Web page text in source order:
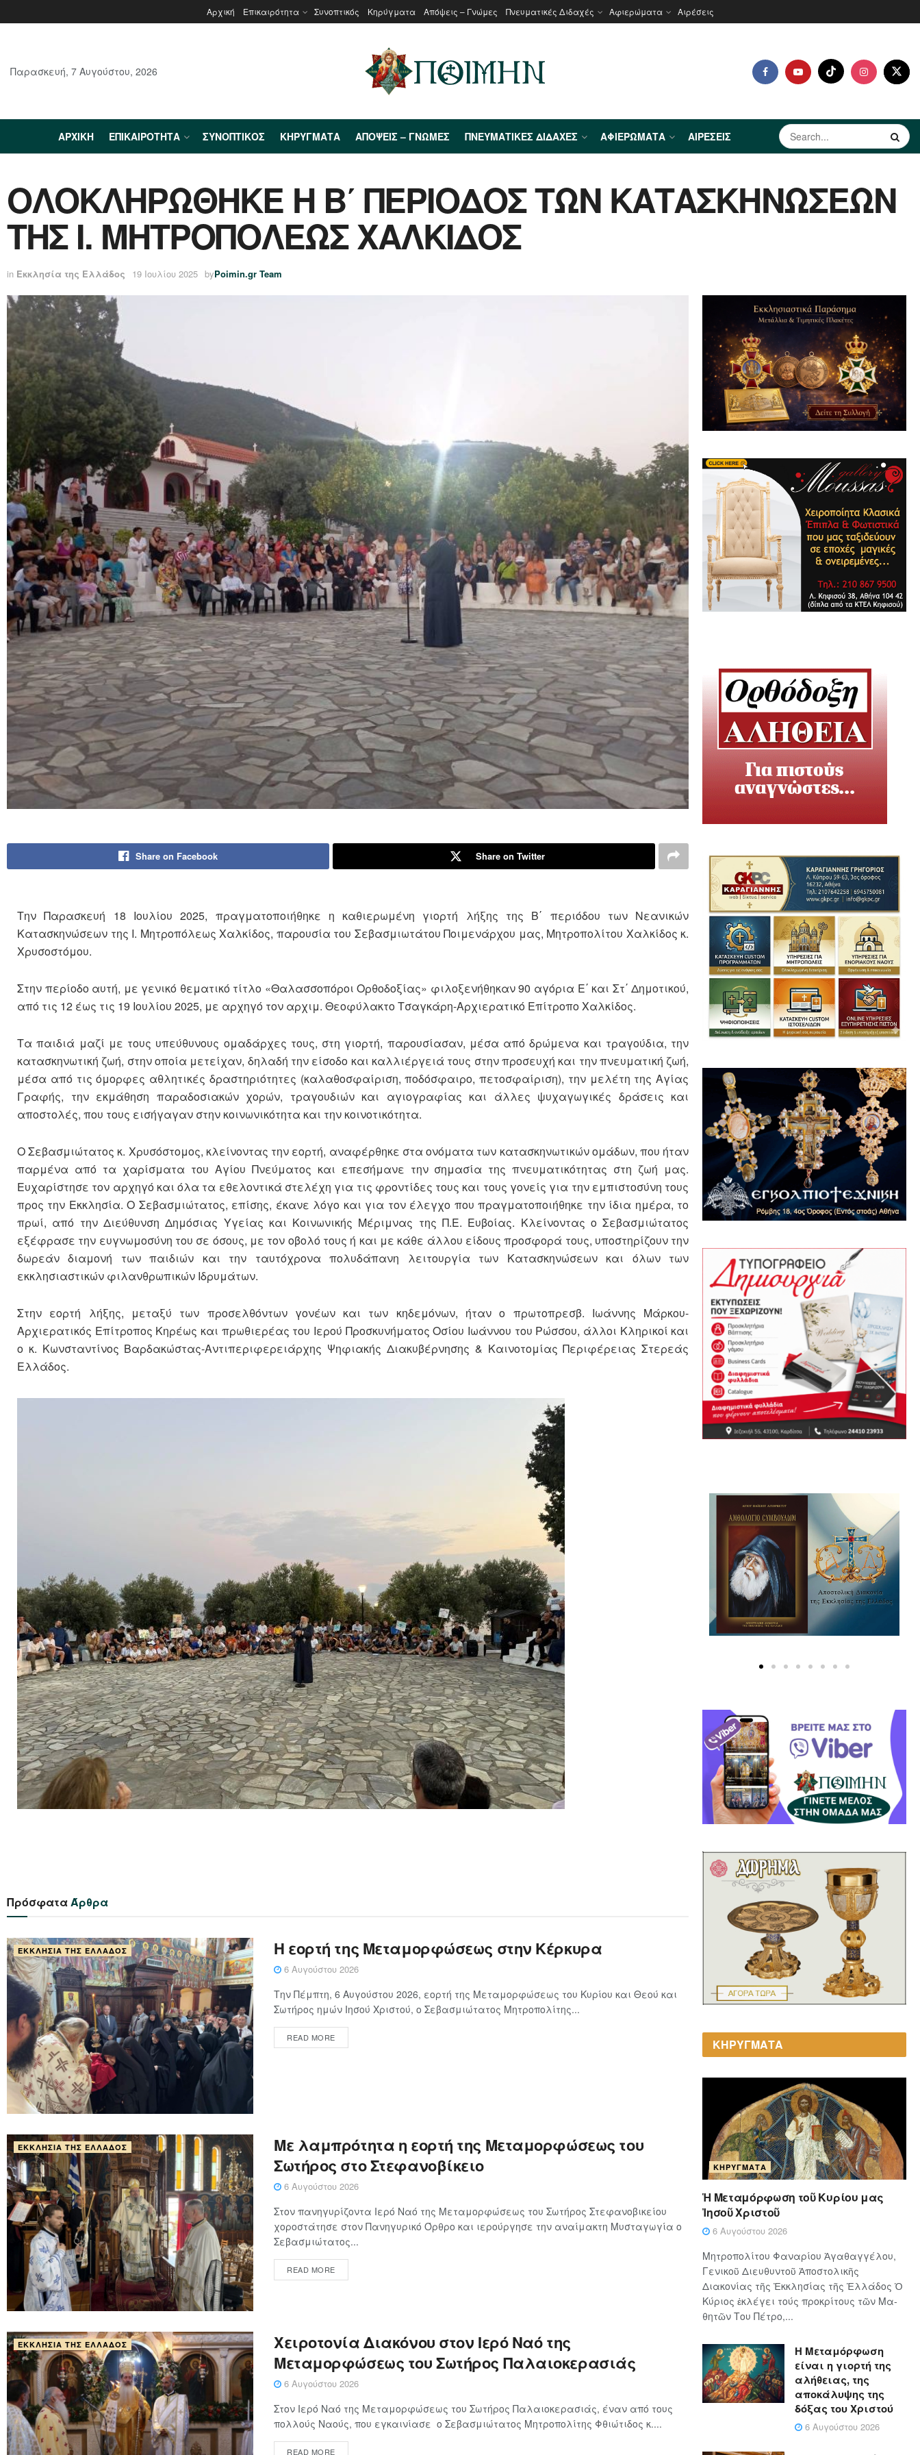
Αρχική Επικαιρότητα Συνοπτικός Κηρύγματα Απόψεις – Γνώμες Πνευματικές Διδαχές Αφιερώματα Αιρέσεις
Παρασκευή, 7 Αυγούστου, 2026
ΑΡΧΙΚΉ ΕΠΙΚΑΙΡΌΤΗΤΑ ΣΥΝΟΠΤΙΚΌΣ ΚΗΡΎΓΜΑΤΑ ΑΠΌΨΕΙΣ – ΓΝΏΜΕΣ ΠΝΕΥΜΑΤΙΚΈΣ ΔΙΔΑΧΈΣ ΑΦΙΕΡΏΜΑΤΑ ΑΙΡΈΣΕΙΣ
ΟΛΟΚΛΗΡΩΘΗΚΕ Η Β΄ ΠΕΡΙΟΔΟΣ ΤΩΝ ΚΑΤΑΣΚΗΝΩΣΕΩΝ
ΤΗΣ Ι. ΜΗΤΡΟΠΟΛΕΩΣ ΧΑΛΚΙΔΟΣ
in Εκκλησία της Ελλάδος 19 Ιουλίου 2025 byPoimin.gr Team
Share on Facebook Share on Twitter
Την Παρασκευή 18 Ιουλίου 2025, πραγματοποιήθηκε η καθιερωμένη γιορτή λήξης της Β΄ περιόδου των Νεανικών
Κατασκηνώσεων της Ι. Μητροπόλεως Χαλκίδος, παρουσία του Σεβασμιωτάτου Ποιμενάρχου μας, Μητροπολίτου Χαλκίδος κ.
Χρυσοστόμου.
Στην περίοδο αυτή, με γενικό θεματικό τίτλο «Θαλασσοπόροι Ορθοδοξίας» φιλοξενήθηκαν 90 αγόρια Ε΄ και Στ΄ Δημοτικού,
από τις 12 έως τις 19 Ιουλίου 2025, με αρχηγό τον αρχιμ. Θεοφύλακτο Τσαγκάρη-Αρχιερατικό Επίτροπο Χαλκίδος.
Τα παιδιά μαζί με τους υπεύθυνους ομαδάρχες τους, στη γιορτή, παρουσίασαν, μέσα από δρώμενα και τραγούδια, την
κατασκηνωτική ζωή, στην οποία μετείχαν, δηλαδή την είσοδο και καλλιέργειά τους στην προσευχή και την πνευματική ζωή,
μέσα από τις όμορφες αθλητικές δραστηριότητες (καλαθοσφαίριση, ποδόσφαιρο, πετοσφαίριση), την μελέτη της Αγίας
Γραφής, την εκμάθηση παραδοσιακών χορών, τραγουδιών και αγιογραφίας και άλλες ψυχαγωγικές δράσεις και
αποστολές, που τους εισήγαγαν στην κοινωνικότητα και την κοινοτικότητα.
Ο Σεβασμιώτατος κ. Χρυσόστομος, κλείνοντας την εορτή, αναφέρθηκε στα ονόματα των κατασκηνωτικών ομάδων, που ήταν
παρμένα από τα χαρίσματα του Αγίου Πνεύματος και επεσήμανε την σημασία της πνευματικότητας στη ζωή μας.
Ευχαρίστησε τον αρχηγό και όλα τα εθελοντικά στελέχη για τις φροντίδες τους και τους γονείς για την εμπιστοσύνη τους
προς την Εκκλησία. Ο Σεβασμιώτατος, επίσης, έκανε λόγο και για τον έλεγχο που πραγματοποιήθηκε την ίδια ημέρα, το
πρωί, από την Διεύθυνση Δημόσιας Υγείας και Κοινωνικής Μέριμνας της Π.Ε. Ευβοίας. Κλείνοντας ο Σεβασμιώτατος
εξέφρασε την ευγνωμοσύνη του σε όσους, με τον οβολό τους ή και με κάθε άλλου είδους προσφορά τους, υποστηρίζουν την
δωρεάν διαμονή των παιδιών και την ταυτόχρονα πολυδάπανη λειτουργία των Κατασκηνώσεων και όλων των
εκκλησιαστικών φιλανθρωπικών Ιδρυμάτων.
Στην εορτή λήξης, μεταξύ των προσελθόντων γονέων και των κηδεμόνων, ήταν ο πρωτοπρεσβ. Ιωάννης Μάρκου-
Αρχιερατικός Επίτροπος Κηρέως και πρωθιερέας του Ιερού Προσκυνήματος Οσίου Ιωάννου του Ρώσσου, άλλοι Κληρικοί και
ο κ. Κωνσταντίνος Βαρδακώστας-Αντιπεριφερειάρχης Ψηφιακής Διακυβέρνησης & Καινοτομίας Περιφέρειας Στερεάς
Ελλάδος.
ΠρόσφαταΆρθρα
ΕΚΚΛΗΣΊΑ ΤΗΣ ΕΛΛΆΔΟΣ Η εορτή της Μεταμορφώσεως στην Κέρκυρα
6 Αυγούστου 2026
Την Πέμπτη, 6 Αυγούστου 2026, εορτή της Μεταμορφώσεως του Κυρίου και Θεού και
Σωτήρος ημών Ιησού Χριστού, ο Σεβασμιώτατος Μητροπολίτης...
READ MORE
ΕΚΚΛΗΣΊΑ ΤΗΣ ΕΛΛΆΔΟΣ
Με λαμπρότητα η εορτή της Μεταμορφώσεως του
Σωτήρος στο Στεφανοβίκειο
6 Αυγούστου 2026
Στον πανηγυρίζοντα Ιερό Ναό της Μεταμορφώσεως του Σωτήρος Στεφανοβικείου
χοροστάτησε στον Πανηγυρικό Όρθρο και ιερούργησε την αναίμακτη Μυσταγωγία ο
Σεβασμιώτατος...
READ MORE
ΕΚΚΛΗΣΊΑ ΤΗΣ ΕΛΛΆΔΟΣ
Χειροτονία Διακόνου στον Ιερό Ναό της
Μεταμορφώσεως του Σωτήρος Παλαιοκερασιάς
6 Αυγούστου 2026
Στον Ιερό Ναό της Μεταμορφώσεως του Σωτήρος Παλαιοκερασιάς, έναν από τους
πολλούς Ναούς, που εγκαινίασε ο Σεβασμιώτατος Μητροπολίτης Φθιώτιδος κ....
READ MORE
ΚΗΡΥΓΜΑΤΑ
ΚΗΡΎΓΜΑΤΑ
Ἡ Μεταμόρφωση τοῦ Κυρίου μας
Ἰησοῦ Χριστοῦ
6 Αυγούστου 2026
Μητροπολίτου Φαναρίου Ἀγαθαγγέλου,
Γενικοῦ Διευθυντοῦ Ἀποστολικῆς
Διακονίας τῆς Ἐκκλησίας τῆς Ἑλλάδος Ὁ
Κύ­ρι­ος ἐκλέγει τούς προ­κρί­τους τῶν Μα­
θη­τῶν Του Πέ­τρο,...
Η Μεταμόρφωση
είναι η γιορτή της
αλήθειας, της
αποκάλυψης της
δόξας του Χριστού
6 Αυγούστου 2026